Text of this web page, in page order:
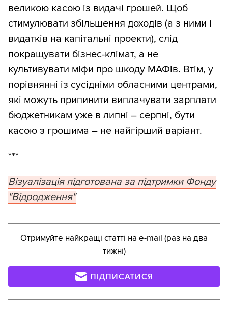
великою касою із видачі грошей. Щоб
стимулювати збільшення доходів (а з ними і
видатків на капітальні проекти), слід
покращувати бізнес-клімат, а не
культивувати міфи про шкоду МАФів. Втім, у
порівнянні із сусідніми обласними центрами,
які можуть припинити виплачувати зарплати
бюджетникам уже в липні – серпні, бути
касою з грошима – не найгірший варіант.
***
Візуалізація підготована за підтримки Фонду
"Відродження"
Отримуйте найкращі статті на e-mail (раз на два
тижні)
ПІДПИСАТИСЯ